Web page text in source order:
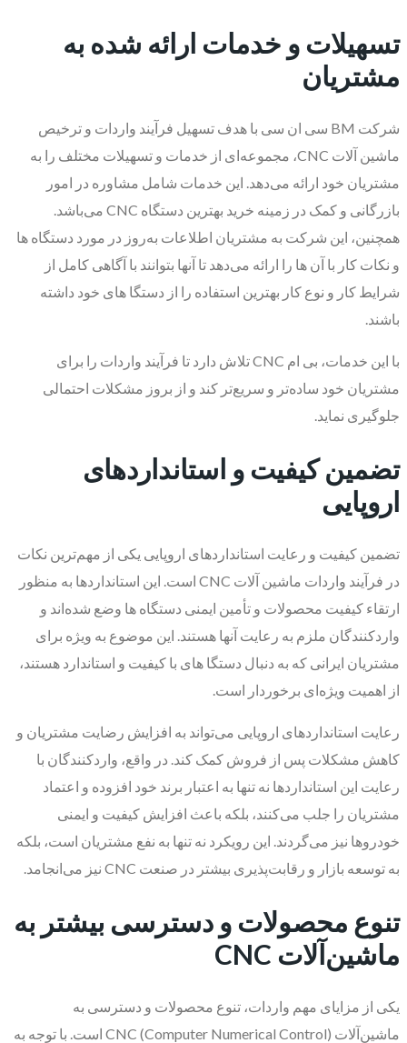
تسهیلات و خدمات ارائه شده به
مشتریان
شرکت BM سی ان سی با هدف تسهیل فرآیند واردات و ترخیص
ماشین آلات CNC، مجموعه‌ای از خدمات و تسهیلات مختلف را به
مشتریان خود ارائه می‌دهد. این خدمات شامل مشاوره در امور
بازرگانی و کمک در زمینه خرید بهترین دستگاه CNC می‌باشد.
همچنین، این شرکت به مشتریان اطلاعات به‌روز در مورد دستگاه ها
و نکات کار با آن ها را ارائه می‌دهد تا آنها بتوانند با آگاهی کامل از
شرایط کار و نوع کار بهترین استفاده را از دستگا های خود داشته
باشند.
با این خدمات، بی ام CNC تلاش دارد تا فرآیند واردات را برای
مشتریان خود ساده‌تر و سریع‌تر کند و از بروز مشکلات احتمالی
جلوگیری نماید.
تضمین کیفیت و استانداردهای
اروپایی
تضمین کیفیت و رعایت استانداردهای اروپایی یکی از مهم‌ترین نکات
در فرآیند واردات ماشین آلات CNC است. این استانداردها به منظور
ارتقاء کیفیت محصولات و تأمین ایمنی دستگاه ها وضع شده‌اند و
واردکنندگان ملزم به رعایت آنها هستند. این موضوع به ویژه برای
مشتریان ایرانی که به دنبال دستگا های با کیفیت و استاندارد هستند،
از اهمیت ویژه‌ای برخوردار است.
رعایت استانداردهای اروپایی می‌تواند به افزایش رضایت مشتریان و
کاهش مشکلات پس از فروش کمک کند. در واقع، واردکنندگان با
رعایت این استانداردها نه تنها به اعتبار برند خود افزوده و اعتماد
مشتریان را جلب می‌کنند، بلکه باعث افزایش کیفیت و ایمنی
خودروها نیز می‌گردند. این رویکرد نه تنها به نفع مشتریان است، بلکه
به توسعه بازار و رقابت‌پذیری بیشتر در صنعت CNC نیز می‌انجامد.
تنوع محصولات و دسترسی بیشتر به
ماشین‌آلات CNC
یکی از مزایای مهم واردات، تنوع محصولات و دسترسی به
ماشین‌آلات CNC (Computer Numerical Control) است. با توجه به